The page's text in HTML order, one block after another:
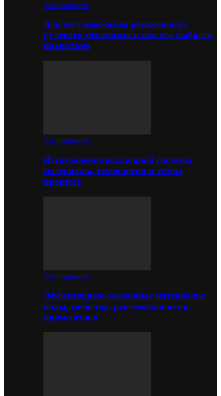
Автозапчасти
Для чего необходим ремкомплект
рулевого механизма и как его выбрать
правильно
Автозапчасти
Изготовление выхлопной системы:
материалы, технологии и этапы
процесса
Автозапчасти
Эффективные смазочные материалы:
виды, свойства, рекомендации по
применению